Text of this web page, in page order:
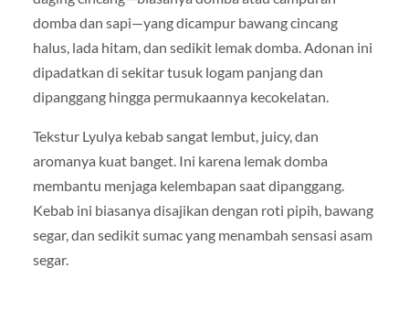
domba dan sapi—yang dicampur bawang cincang
halus, lada hitam, dan sedikit lemak domba. Adonan ini
dipadatkan di sekitar tusuk logam panjang dan
dipanggang hingga permukaannya kecokelatan.
Tekstur Lyulya kebab sangat lembut, juicy, dan
aromanya kuat banget. Ini karena lemak domba
membantu menjaga kelembapan saat dipanggang.
Kebab ini biasanya disajikan dengan roti pipih, bawang
segar, dan sedikit sumac yang menambah sensasi asam
segar.